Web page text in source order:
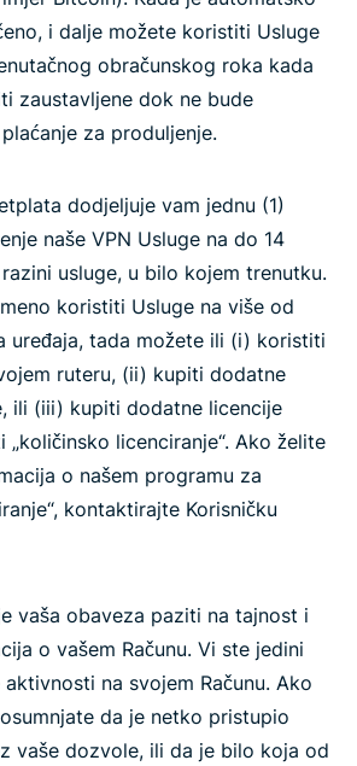
i dalje možete koristiti Usluge
obračunskog roka kada
zaustavljene dok ne bude
za produljenje.
dodjeljuje vam jednu (1)
naše VPN Usluge na do 14
usluge, u bilo kojem trenutku.
koristiti Usluge na više od
uređaja, tada možete ili (i) koristiti
ruteru, (ii) kupiti dodatne
ili (iii) kupiti dodatne licencije
„količinsko licenciranje“. Ako želite
o našem programu za
kontaktirajte Korisničku
vaša obaveza paziti na tajnost i
o vašem Računu. Vi ste jedini
na svojem Računu. Ako
da je netko pristupio
vaše dozvole, ili da je bilo koja od